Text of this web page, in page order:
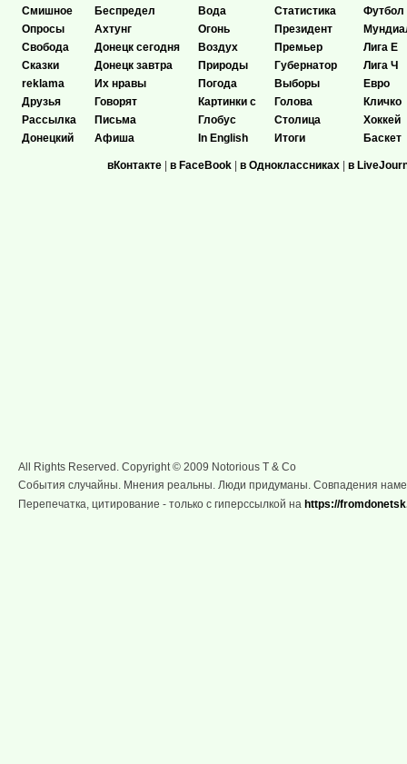
Смишное
Опросы
Свобода
Сказки
reklama
Друзья
Рассылка
Донецкий
Беспредел
Ахтунг
Донецк сегодня
Донецк завтра
Их нравы
Говорят
Письма
Афиша
Вода
Огонь
Воздух
Природы
Погода
Картинки с
Глобус
In English
Статистика
Президент
Премьер
Губернатор
Выборы
Голова
Столица
Итоги
Футбол
Лига Е
Лига Ч
Евро
Кличко
Хоккей
Баскет
вКонтакте | в FaceBook | в Одноклассниках | в
All Rights Reserved. Copyright © 2009 Notorious T & Co
События случайны. Мнения реальны. Люди придуманы. Совпадения
Перепечатка, цитирование - только с гиперссылкой на https://